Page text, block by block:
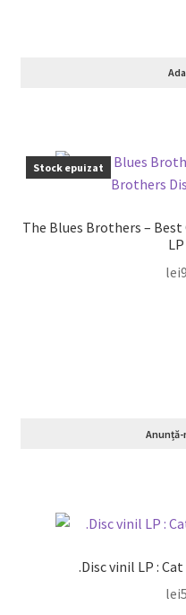
Stock epuizat
The Blues Brothers – Best Of
lei
Anunță-
lei